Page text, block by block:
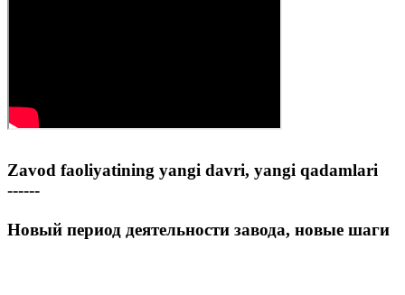
Zavod faoliyatining yangi davri, yangi qadamlari
------
Новый период деятельности завода, новые шаги